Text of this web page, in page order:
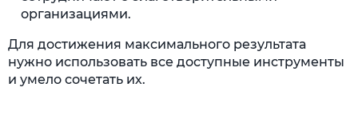
организациями.
Для достижения максимального результата
нужно использовать все доступные инструменты
и умело сочетать их.